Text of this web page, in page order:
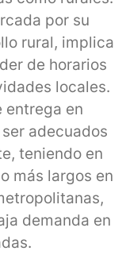
por su
rural, implica
de horarios
locales.
entrega en
adecuados
teniendo en
más largos en
demanda en